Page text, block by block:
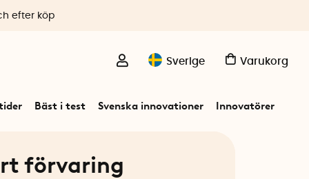
Sverige Varukorg
Bäst i test Svenska innovationer Innovatörer
efter köp
förvaring